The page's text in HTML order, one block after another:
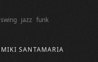
swing jazz funk
MIKI SANTAMARIA